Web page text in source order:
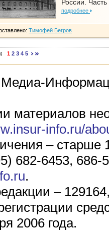
России. Часть
подробнее
Тимофей Бегров
1 2 3 4 5
материалов
info.ru/
– старше
682-6453, 686-
.
–
2006 года.